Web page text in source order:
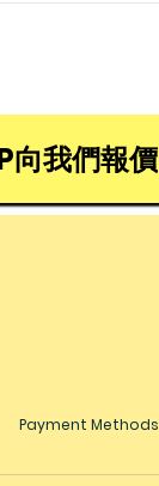
向我們報價
Payment Methods